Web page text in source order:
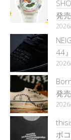
発売
44
発
ボ